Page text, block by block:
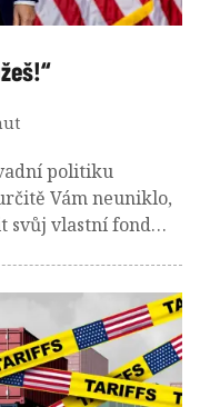
politiku
Vám neuniklo,
svůj vlastní fond